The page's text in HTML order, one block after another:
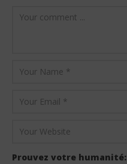
Prouvez votre humanité: